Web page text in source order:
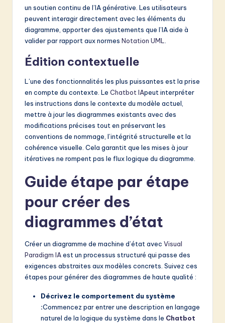
un soutien continu de l’IA générative. Les utilisateurs
peuvent interagir directement avec les éléments du
diagramme, apporter des ajustements que l’IA aide à
valider par rapport aux normes Notation UML.
Édition contextuelle
L’une des fonctionnalités les plus puissantes est la prise
en compte du contexte. Le Chatbot IApeut interpréter
les instructions dans le contexte du modèle actuel,
mettre à jour les diagrammes existants avec des
modifications précises tout en préservant les
conventions de nommage, l’intégrité structurelle et la
cohérence visuelle. Cela garantit que les mises à jour
itératives ne rompent pas le flux logique du diagramme.
Guide étape par étape
pour créer des
diagrammes d’état
Créer un diagramme de machine d’état avec Visual
Paradigm IAest un processus structuré qui passe des
exigences abstraites aux modèles concrets. Suivez ces
étapes pour générer des diagrammes de haute qualité :
Décrivez le comportement du système
:Commencez par entrer une description en langage
naturel de la logique du système dans le Chatbot